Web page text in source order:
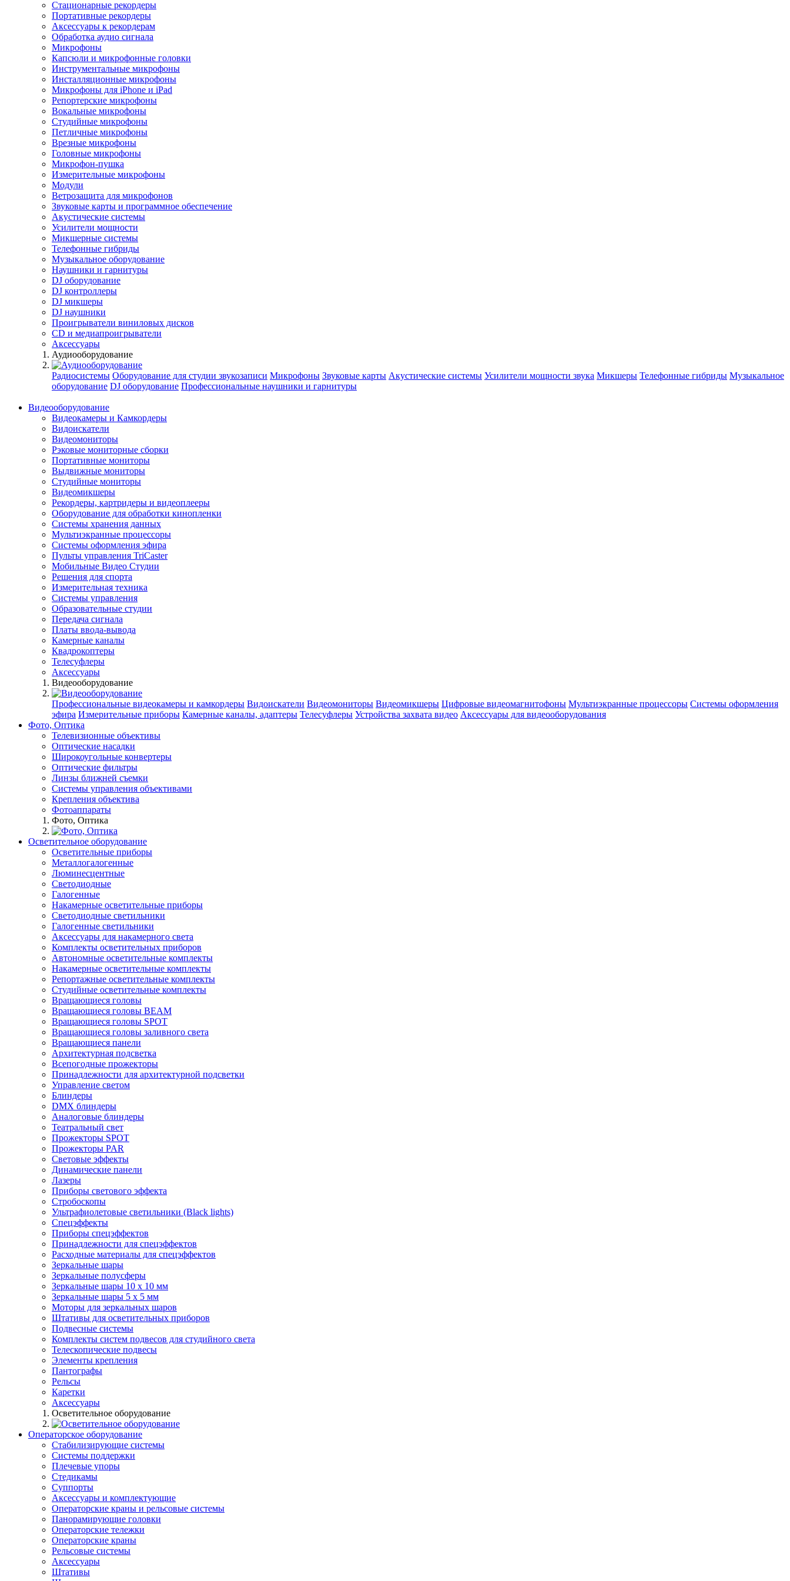
Стационарные рекордеры
Портативные рекордеры
Аксессуары к рекордерам
Обработка аудио сигнала
Микрофоны
Капсюли и микрофонные головки
Инструментальные микрофоны
Инсталляционные микрофоны
Микрофоны для iPhone и iPad
Репортерские микрофоны
Вокальные микрофоны
Студийные микрофоны
Петличные микрофоны
Врезные микрофоны
Головные микрофоны
Микрофон-пушка
Измерительные микрофоны
Модули
Ветрозащита для микрофонов
Звуковые карты и программное обеспечение
Акустические системы
Усилители мощности
Микшерные системы
Телефонные гибриды
Музыкальное оборудование
Наушники и гарнитуры
DJ оборудование
DJ контроллеры
DJ микшеры
DJ наушники
Проигрыватели виниловых дисков
СD и медиапроигрыватели
Аксессуары
Аудиооборудование
Радиосистемы Оборудование для студии звукозаписи Микрофоны Звуковые карты Акустические системы Усилители мощности звука Микшеры Телефонные гибриды Музыкальное
оборудование DJ оборудование Профессиональные наушники и гарнитуры
Видеооборудование
Видеокамеры и Камкордеры
Видоискатели
Видеомониторы
Рэковые мониторные сборки
Портативные мониторы
Выдвижные мониторы
Студийные мониторы
Видеомикшеры
Рекордеры, картридеры и видеоплееры
Оборудование для обработки кинопленки
Системы хранения данных
Мультиэкранные процессоры
Системы оформления эфира
Пульты управления TriCaster
Мобильные Видео Студии
Решения для спорта
Измерительная техника
Системы управления
Образовательные студии
Передача сигнала
Платы ввода-вывода
Камерные каналы
Квадрокоптеры
Телесуфлеры
Аксессуары
Видеооборудование
Профессиональные видеокамеры и камкордеры Видоискатели Видеомониторы Видеомикшеры Цифровые видеомагнитофоны Мультиэкранные процессоры Системы оформления
эфира Измерительные приборы Камерные каналы, адаптеры Телесуфлеры Устройства захвата видео Аксессуары для видеооборудования
Фото, Оптика
Телевизионные объективы
Оптические насадки
Широкоугольные конвертеры
Оптические фильтры
Линзы ближней съемки
Системы управления объективами
Крепления объектива
Фотоаппараты
Фото, Оптика
Осветительное оборудование
Осветительные приборы
Металлогалогенные
Люминесцентные
Светодиодные
Галогенные
Накамерные осветительные приборы
Светодиодные светильники
Галогенные светильники
Аксессуары для накамерного света
Комплекты осветительных приборов
Автономные осветительные комплекты
Накамерные осветительные комплекты
Репортажные осветительные комплекты
Студийные осветительные комплекты
Вращающиеся головы
Вращающиеся головы BEAM
Вращающиеся головы SPOT
Вращающиеся головы заливного света
Вращающиеся панели
Архитектурная подсветка
Всепогодные прожекторы
Принадлежности для архитектурной подсветки
Управление светом
Блиндеры
DMX блиндеры
Аналоговые блиндеры
Театральный свет
Прожекторы SPOT
Прожекторы PAR
Световые эффекты
Динамические панели
Лазеры
Приборы светового эффекта
Стробоскопы
Ультрафиолетовые светильники (Black lights)
Спецэффекты
Приборы спецэффектов
Принадлежности для спецэффектов
Расходные материалы для спецэффектов
Зеркальные шары
Зеркальные полусферы
Зеркальные шары 10 х 10 мм
Зеркальные шары 5 х 5 мм
Моторы для зеркальных шаров
Штативы для осветительных приборов
Подвесные системы
Комплекты систем подвесов для студийного света
Телескопические подвесы
Элементы крепления
Пантографы
Рельсы
Каретки
Аксессуары
Осветительное оборудование
Операторское оборудование
Стабилизирующие системы
Системы поддержки
Плечевые упоры
Стедикамы
Суппорты
Аксессуары и комплектующие
Операторские краны и рельсовые системы
Панорамирующие головки
Операторские тележки
Операторские краны
Рельсовые системы
Аксессуары
Штативы